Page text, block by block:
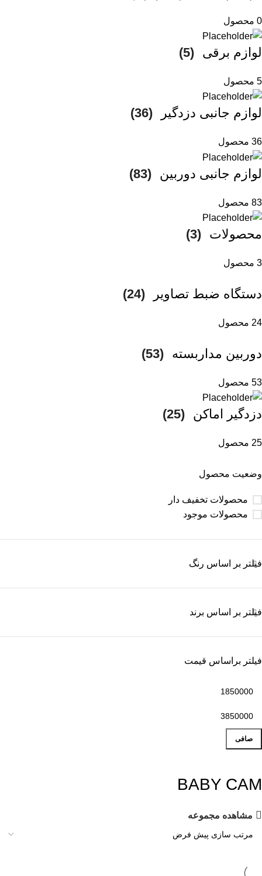
0 محصول
لوازم برقی (5)
5 محصول
لوازم جانبی دزدگیر (36)
36 محصول
لوازم جانبی دوربین (83)
83 محصول
محصولات (3)
3 محصول
دستگاه ضبط تصاویر (24)
24 محصول
دوربین مداربسته (53)
53 محصول
دزدگیر اماکن (25)
25 محصول
وضعیت محصول
محصولات تخفیف دار
محصولات موجود
فیلتر بر اساس رنگ
فیلتر بر اساس برند
فیلتر براساس قیمت
صافی
BABY CAM
مشاهده مجموعه